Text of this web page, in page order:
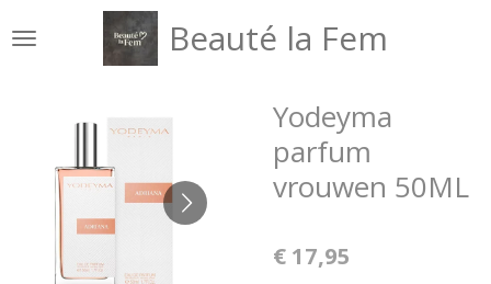
direct
hoofdinhoud
Beauté la Fem
Yodeyma
parfum
vrouwen 50ML
€ 17,95